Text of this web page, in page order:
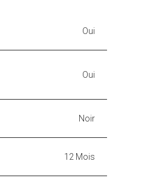
Oui
Oui
Noir
12 Mois